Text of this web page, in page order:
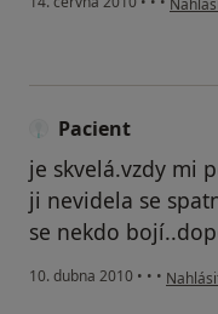
Pacient
je skvelá.vzdy mi
ji nevidela se
se nekdo
10. dubna 2010 • • • podle